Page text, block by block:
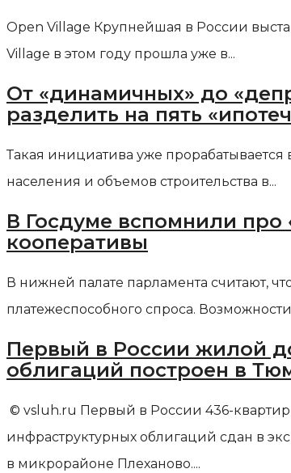
Open Village Крупнейшая в России
Village в этом году прошла уже в...
От «динамичных» до
разделить на пять
Такая инициатива уже
населения и объемов строительства в...
В Госдуме вспомнили
кооперативы
В нижней палате парламента считают,
платежеспособного спроса.
Первый в России жилой
облигаций построен в
© vsluh.ru Первый в России 436-
инфраструктурных облигаций сдан в
в микрорайоне Плеханово....